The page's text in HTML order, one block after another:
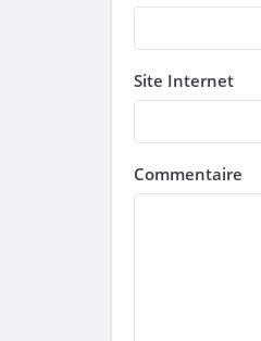
Site Internet
Commentaire